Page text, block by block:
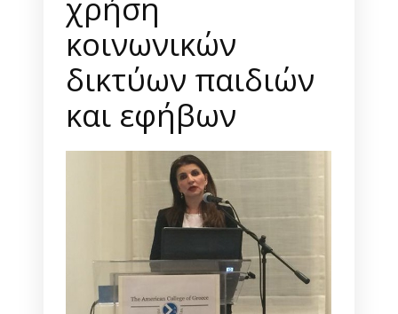
κοινωνικών
δικτύων παιδιών
και εφήβων